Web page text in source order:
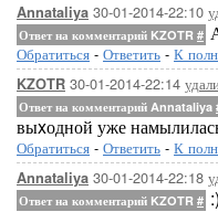
Annataliya 30-01-2014-22:10
Ответ на комментарий KZOTR #
Обратиться - Ответить - К
KZOTR 30-01-2014-22:14
Ответ на комментарий Annataliya
выxодной уже
Обратиться - Ответить - К
Annataliya 30-01-2014-22:18
Ответ на комментарий KZOTR #